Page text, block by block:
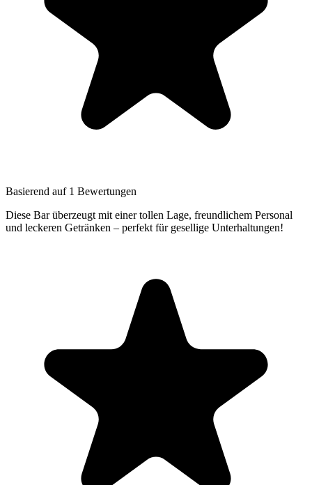
Basierend auf 1 Bewertungen
Diese Bar überzeugt mit einer tollen Lage, freundlichem Personal
und leckeren Getränken – perfekt für gesellige Unterhaltungen!